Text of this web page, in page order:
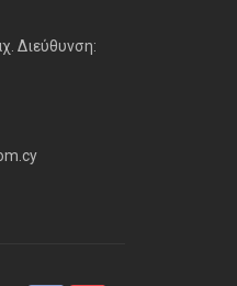
Διεύθυνση: